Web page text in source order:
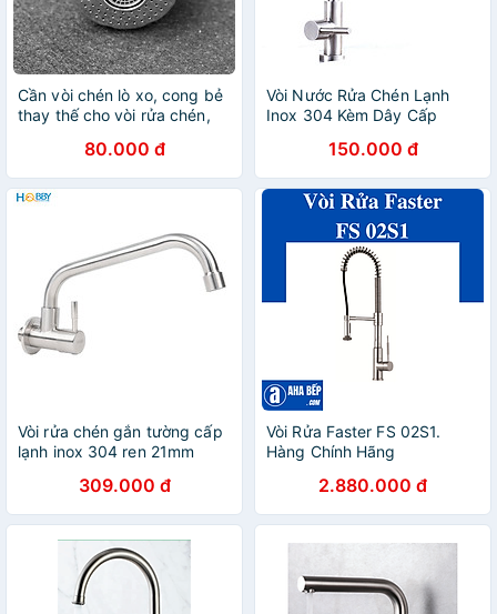
Cần vòi chén lò xo, cong bẻ
thay thế cho vòi rửa chén,
80.000 đ
Vòi Nước Rửa Chén Lạnh
Inox 304 Kèm Dây Cấp
150.000 đ
Vòi rửa chén gắn tường cấp
lạnh inox 304 ren 21mm
309.000 đ
Vòi Rửa Faster FS 02S1.
Hàng Chính Hãng
2.880.000 đ